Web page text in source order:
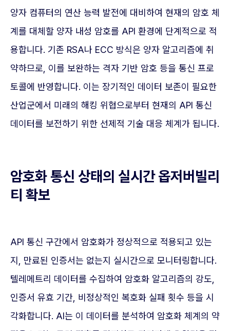
양자 컴퓨터의 연산 능력 발전에 대비하여 현재의 암호 체
계를 대체할 양자 내성 암호를 API 환경에 단계적으로 적
용합니다. 기존 RSA나 ECC 방식은 양자 알고리즘에 취
약하므로, 이를 보완하는 격자 기반 암호 등을 통신 프로
토콜에 반영합니다. 이는 장기적인 데이터 보존이 필요한
산업군에서 미래의 해킹 위협으로부터 현재의 API 통신
데이터를 보전하기 위한 선제적 기술 대응 체계가 됩니다.
암호화 통신 상태의 실시간 옵저버빌리
티 확보
API 통신 구간에서 암호화가 정상적으로 적용되고 있는
지, 만료된 인증서는 없는지 실시간으로 모니터링합니다.
텔레메트리 데이터를 수집하여 암호화 알고리즘의 강도,
인증서 유효 기간, 비정상적인 복호화 실패 횟수 등을 시
각화합니다. AI는 이 데이터를 분석하여 암호화 체계의 약